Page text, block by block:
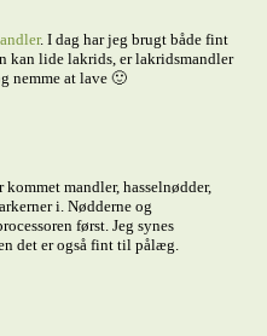
. I dag har jeg brugt både fint
kan lide lakrids, er lakridsmandler
nemme at lave 🙂
kommet mandler, hasselnødder,
i. Nødderne og
først. Jeg synes
det er også fint til pålæg.